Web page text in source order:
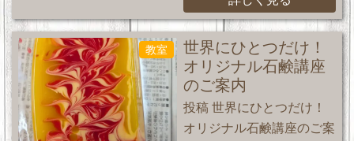
教室
世界にひとつだけ！
オリジナル石鹸講座
のご案内
投稿 世界にひとつだけ！
オリジナル石鹸講座のご案